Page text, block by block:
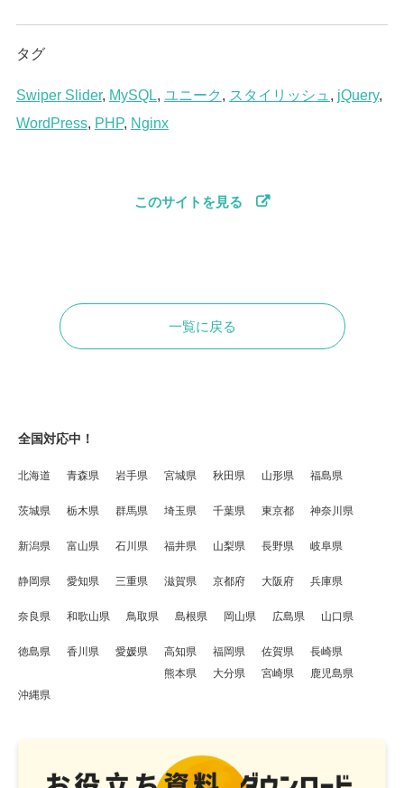
タグ
Swiper Slider, MySQL, ユニーク , スタイリッシュ, jQuery,
WordPress, PHP, Nginx
このサイトを見る
一覧に戻る
全国対応中！
北海道 青森県 岩手県 宮城県 秋田県 山形県 福島県
茨城県 栃木県 群馬県 埼玉県 千葉県 東京都 神奈川県
新潟県 富山県 石川県 福井県 山梨県 長野県 岐阜県
静岡県 愛知県 三重県 滋賀県 京都府 大阪府 兵庫県
奈良県 和歌山県 鳥取県 島根県 岡山県 広島県 山口県
徳島県 香川県 愛媛県 高知県 福岡県 佐賀県
長崎県
熊本県
大分県 宮崎県
鹿児島県
沖縄県